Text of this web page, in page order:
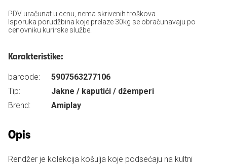
PDV uračunat u cenu, nema skrivenih troškova.
Isporuka porudžbina koje prelaze 30kg se obračunavaju po
cenovniku kurirske službe.
Karakteristike:
barcode:
5907563277106
Tip:
Jakne / kaputići / džemperi
Brend:
Amiplay
Opis
Rendžer je kolekcija košulja koje podsećaju na kultni